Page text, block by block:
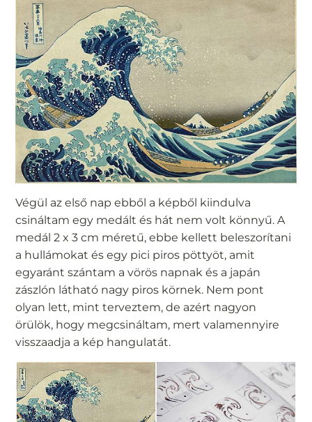
Végül az első nap ebből a képből kiindulva
csináltam egy medált és hát nem volt könnyű. A
medál 2 x 3 cm méretű, ebbe kellett beleszorítani
a hullámokat és egy pici piros pöttyöt, amit
egyaránt szántam a vörös napnak és a japán
zászlón látható nagy piros körnek. Nem pont
olyan lett, mint terveztem, de azért nagyon
örülök, hogy megcsináltam, mert valamennyire
visszaadja a kép hangulatát.